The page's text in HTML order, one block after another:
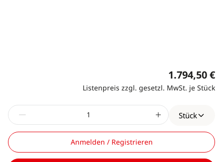
1.794,50 €
Listenpreis zzgl. gesetzl. MwSt. je Stück
Stück
Anmelden / Registrieren